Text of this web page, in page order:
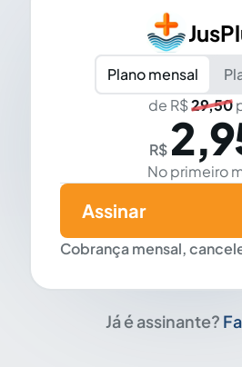
Plano mensal
de R$29,50
R$
No primeiro
Cobrança mensal,
Assinar
Já é assinante?